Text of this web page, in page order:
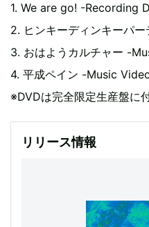
1. We are go! -Recording
2. ヒンキーディンキーパ
3. おはようカルチャー -
4. 平成ペイン -Music
※DVDは完全限定生産盤に
リリース情報